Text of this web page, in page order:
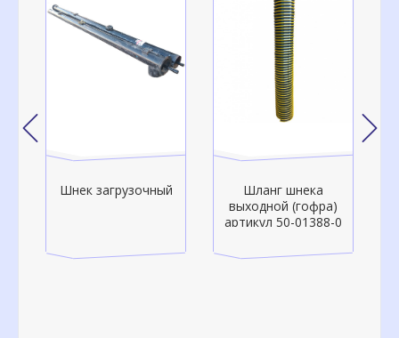
Шнек загрузочный
Шланг шнека
выходной (гофра)
артикул 50-01388-0